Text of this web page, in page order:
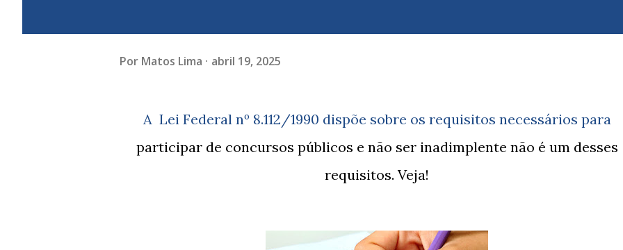
Por Matos Lima abril 19, 2025
A Lei Federal nº 8.112/1990 dispõe sobre os requisitos necessários para
participar de concursos públicos e não ser inadimplente não é um desses
requisitos. Veja!